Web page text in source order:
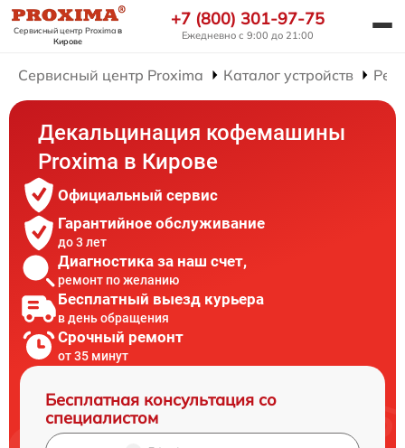
Сервисный центр Proximaв
Кирове
+7 (800) 301-97-75
Ежедневно с 9:00 до 21:00
Сервисный центр Proxima Каталог устройств
Декальцинация кофемашины
Proxima в Кирове
Официальный сервис
Гарантийное обслуживание
до 3 лет
Диагностика за наш счет,
ремонт по желанию
Бесплатный выезд курьера
в день обращения
Срочный ремонт
от 35 минут
Бесплатная консультация со
специалистом